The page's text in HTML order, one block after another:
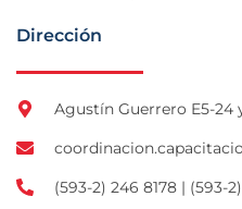
Dirección
Agustín Guerrero E5-24
(593-2) 246 8178 | (593-